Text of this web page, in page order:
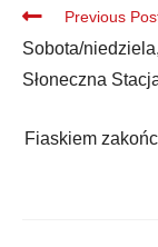
Previous
Sobota/
Słoneczna
Fiaskiem